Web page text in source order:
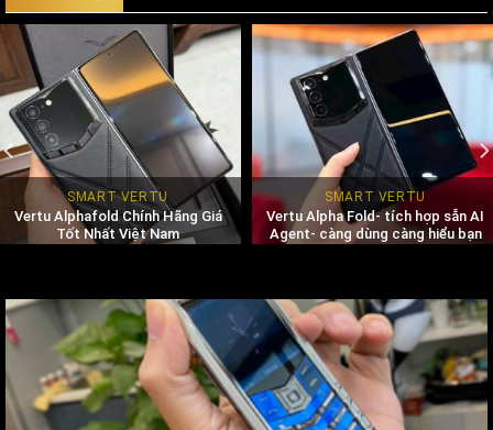
SMART VERTU
Vertu Alphafold Chính Hãng Giá
Tốt Nhất Việt Nam
SMART VERTU
Vertu Alpha Fold- tích hợp sẵn AI
Agent- càng dùng càng hiểu bạn